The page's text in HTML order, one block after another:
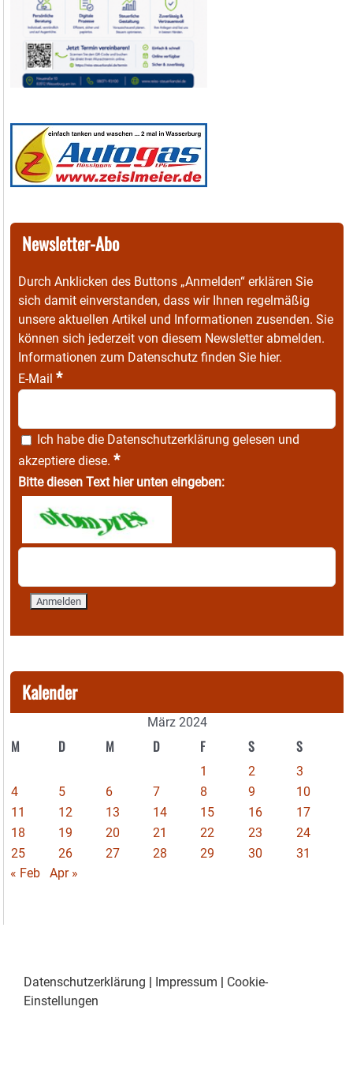
Newsletter-Abo
Durch Anklicken des Buttons „Anmelden“ erklären Sie
sich damit einverstanden, dass wir Ihnen regelmäßig
unsere aktuellen Artikel und Informationen zusenden. Sie
können sich jederzeit von diesem Newsletter abmelden.
Informationen zum Datenschutz finden Sie hier.
E-Mail *
Ich habe die Datenschutzerklärung gelesen und
akzeptiere diese. *
Bitte diesen Text hier unten eingeben:
Kalender
März 2024
M D M D F S S
1 2
3
4
5 6 7 8 9
10
11
12 13 14 15 16
17
18
19 20 21 22 23
24
25
26 27 28 29 30
31
« Feb
Apr »
Datenschutzerklärung | Impressum | Cookie-
Einstellungen